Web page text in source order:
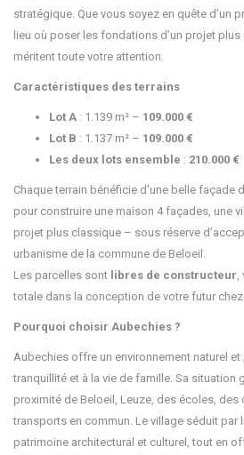
stratégique. Que vous soyez en quête d’un
lieu où poser les fondations d’un projet
méritent toute votre attention.
Caractéristiques des terrains
Lot A : 1.139 m² – 109.000 €
Lot B : 1.137 m² – 109.000 €
Les deux lots ensemble : 210.000 €
Chaque terrain bénéficie d’une belle façade
pour construire une maison 4 façades, une
projet plus classique – sous réserve
urbanisme de la commune de Beloeil.
Les parcelles sont libres de constructeur
totale dans la conception de votre futur
Pourquoi choisir Aubechies ?
Aubechies offre un environnement naturel
tranquillité et à la vie de famille. Sa situation
proximité de Beloeil, Leuze, des écoles,
transports en commun. Le village séduit par
patrimoine architectural et culturel, tout en